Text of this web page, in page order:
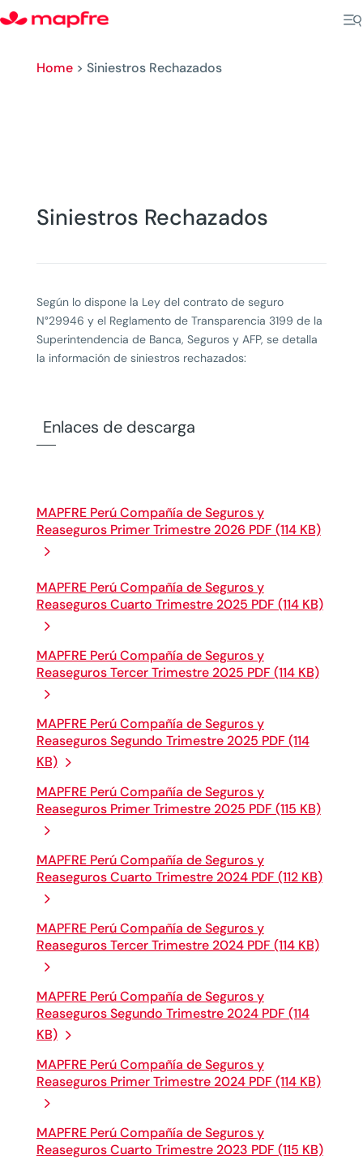
Home> Siniestros Rechazados
Siniestros Rechazados
Según lo dispone la Ley del contrato de seguro
N°29946 y el Reglamento de Transparencia 3199 de la
Superintendencia de Banca, Seguros y AFP, se detalla
la información de siniestros rechazados:
Enlaces de descarga
MAPFRE Perú Compañía de Seguros y
Reaseguros Primer Trimestre 2026 PDF (114 KB)
MAPFRE Perú Compañía de Seguros y
Reaseguros Cuarto Trimestre 2025 PDF (114 KB)
MAPFRE Perú Compañía de Seguros y
Reaseguros Tercer Trimestre 2025 PDF (114 KB)
MAPFRE Perú Compañía de Seguros y
Reaseguros Segundo Trimestre 2025 PDF (114
KB)
MAPFRE Perú Compañía de Seguros y
Reaseguros Primer Trimestre 2025 PDF (115 KB)
MAPFRE Perú Compañía de Seguros y
Reaseguros Cuarto Trimestre 2024 PDF (112 KB)
MAPFRE Perú Compañía de Seguros y
Reaseguros Tercer Trimestre 2024 PDF (114 KB)
MAPFRE Perú Compañía de Seguros y
Reaseguros Segundo Trimestre 2024 PDF (114
KB)
MAPFRE Perú Compañía de Seguros y
Reaseguros Primer Trimestre 2024 PDF (114 KB)
MAPFRE Perú Compañía de Seguros y
Reaseguros Cuarto Trimestre 2023 PDF (115 KB)